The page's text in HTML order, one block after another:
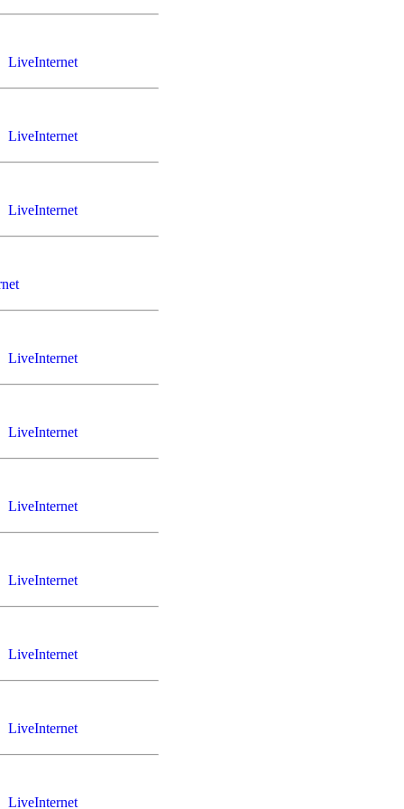
LiveInternet
LiveInternet
LiveInternet
LiveInternet
LiveInternet
LiveInternet
LiveInternet
LiveInternet
LiveInternet
LiveInternet